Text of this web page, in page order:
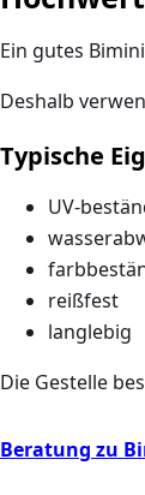
Ein gutes
Deshalb
Typische
UV-
reißfest
langlebig
Die Gestelle
Beratung zu